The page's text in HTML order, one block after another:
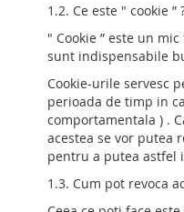
1.2. Ce este " cookie ”
" Cookie ” este un
sunt indispensabile
Cookie-urile servesc
perioada de timp in
comportamentala ) .
acestea se vor putea
pentru a putea astfel
1.3. Cum pot revoca